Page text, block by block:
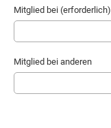
Mitglied bei (erforderlich)
Mitglied bei anderen